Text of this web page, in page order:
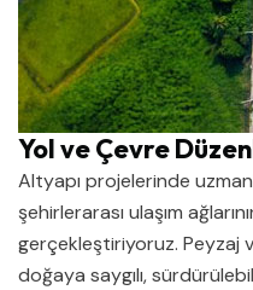
Yol ve Çevre
Altyapı projelerinde
şehirlerarası ulaşım
gerçekleştiriyoruz. Peyzaj
doğaya saygılı,